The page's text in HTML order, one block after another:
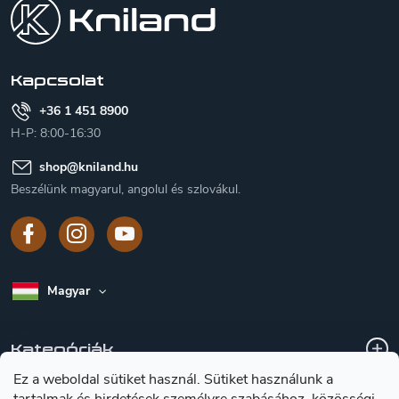
Ez a weboldal sütiket használ. Sütiket használunk a
Kapcsolat
+36 1 451 8900
H-P: 8:00-16:30
shop@kniland.hu
Beszélünk magyarul, angolul és szlovákul.
Magyar
Kategóriák